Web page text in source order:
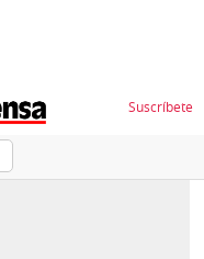
Suscríbete